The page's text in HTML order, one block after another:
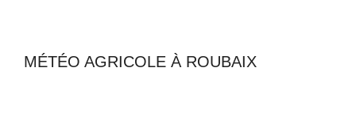
MÉTÉO AGRICOLE À ROUBAIX